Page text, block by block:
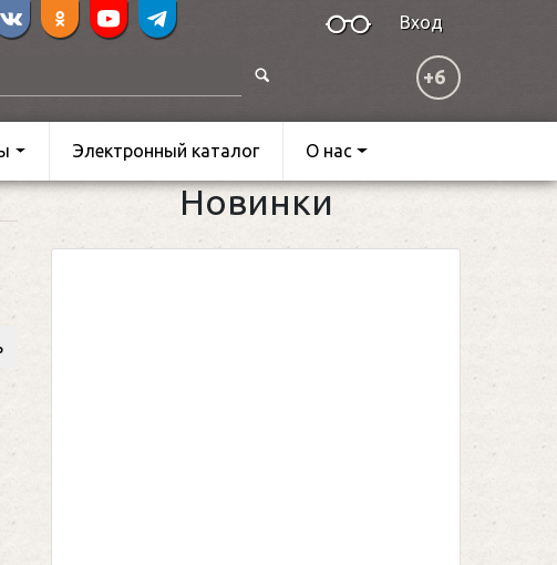
Вход
+6
Электронный каталог О нас
Новинки